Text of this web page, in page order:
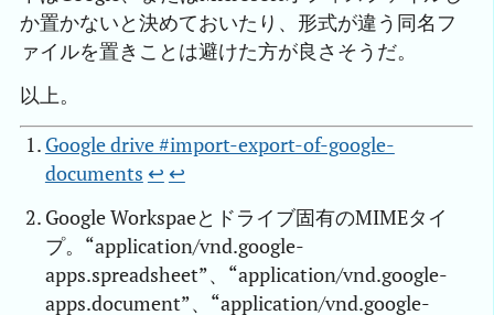
か置かないと決めておいたり、形式が違う同名フ
ァイルを置きことは避けた方が良さそうだ。
以上。
Google drive #import-export-of-google-
documents ↩︎ ↩︎
Google Workspaeとドライブ固有のMIMEタイ
プ。“application/vnd.google-
apps.spreadsheet”、“application/vnd.google-
apps.document”、“application/vnd.google-